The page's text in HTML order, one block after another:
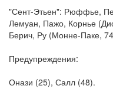
"Сент-Этьен": Рюффье,
Лемуан, Пажо, Корнье
Берич, Ру (Монне-Паке,
Предупреждения:
Онази (25), Салл (48).